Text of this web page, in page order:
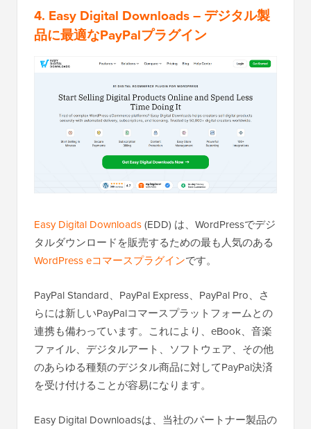
4. Easy Digital Downloads– デジタル製
品に最適なPayPalプラグイン
Easy Digital Downloads(EDD) は、WordPressでデジ
タルダウンロードを販売するための最も人気のある
WordPress eコマースプラグインです。
PayPal Standard、PayPal Express、PayPal Pro、さ
らには新しいPayPalコマースプラットフォームとの
連携も備わっています。これにより、eBook、音楽
ファイル、デジタルアート、ソフトウェア、その他
のあらゆる種類のデジタル商品に対してPayPal決済
を受け付けることが容易になります。
Easy Digital Downloadsは、当社のパートナー製品の